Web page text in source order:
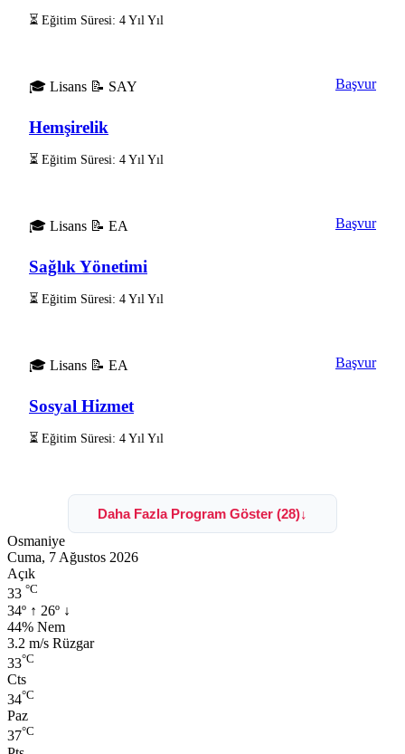
⏳ Eğitim Süresi: 4 Yıl Yıl
🎓 Lisans 📝 SAY
Hemşirelik
⏳ Eğitim Süresi: 4 Yıl Yıl
Başvur
🎓 Lisans 📝 EA
Sağlık Yönetimi
⏳ Eğitim Süresi: 4 Yıl Yıl
Başvur
🎓 Lisans 📝 EA
Sosyal Hizmet
⏳ Eğitim Süresi: 4 Yıl Yıl
Başvur
Daha Fazla Program Göster (28)↓
Osmaniye
Cuma, 7 Ağustos 2026
Açık
33 °C
34º ↑ 26º ↓
Nem:
44% Nem
Rüzgar:
3.2 m/s Rüzgar
33°C
Cts
34°C
Paz
37°C